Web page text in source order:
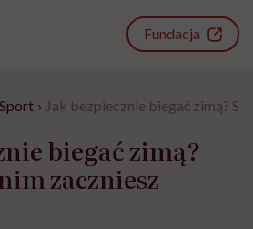
Fundacja
Sport › Jak bezpiecznie biegać zimą?
biegać zimą?
zaczniesz